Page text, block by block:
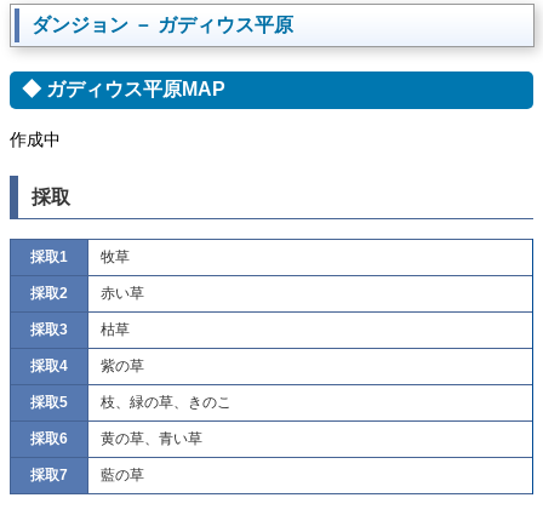
ダンジョン － ガディウス平原
◆ ガディウス平原MAP
作成中
採取
採取1 牧草
採取2 赤い草
採取3 枯草
採取4 紫の草
採取5 枝、緑の草、きのこ
採取6 黄の草、青い草
採取7 藍の草